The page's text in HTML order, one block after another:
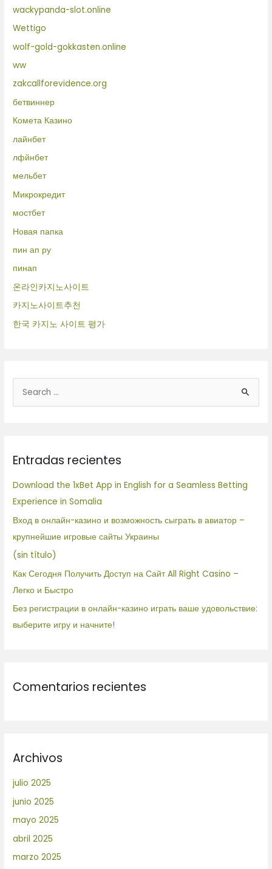
wackypanda-slot.online
Wettigo
wolf-gold-gokkasten.online
ww
zakcallforevidence.org
бетвиннер
Комета Казино
лайнбет
лфйнбет
мельбет
Микрокредит
мостбет
Новая папка
пин ап ру
пинап
온라인카지노사이트
카지노사이트추천
한국 카지노 사이트 평가
u
a
r
:
Entradas recientes
Download the 1xBet App in English for a Seamless Betting
Experience in Somalia
Вход в онлайн-казино и возможность сыграть в авиатор –
крупнейшие игровые сайты Украины
(sin título)
Как Сегодня Получить Доступ на Сайт All Right Casino –
Легко и Быстро
Без регистрации в онлайн-казино играть ваше удовольствие:
выберите игру и начните!
Comentarios recientes
Archivos
julio 2025
junio 2025
mayo 2025
abril 2025
marzo 2025